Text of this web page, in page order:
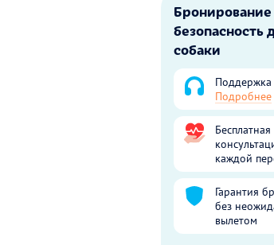
безопасность
собаки
Подробнее
каждой
Гарантия
без
вылетом